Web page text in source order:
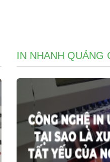
IN NHANH QUẢNG